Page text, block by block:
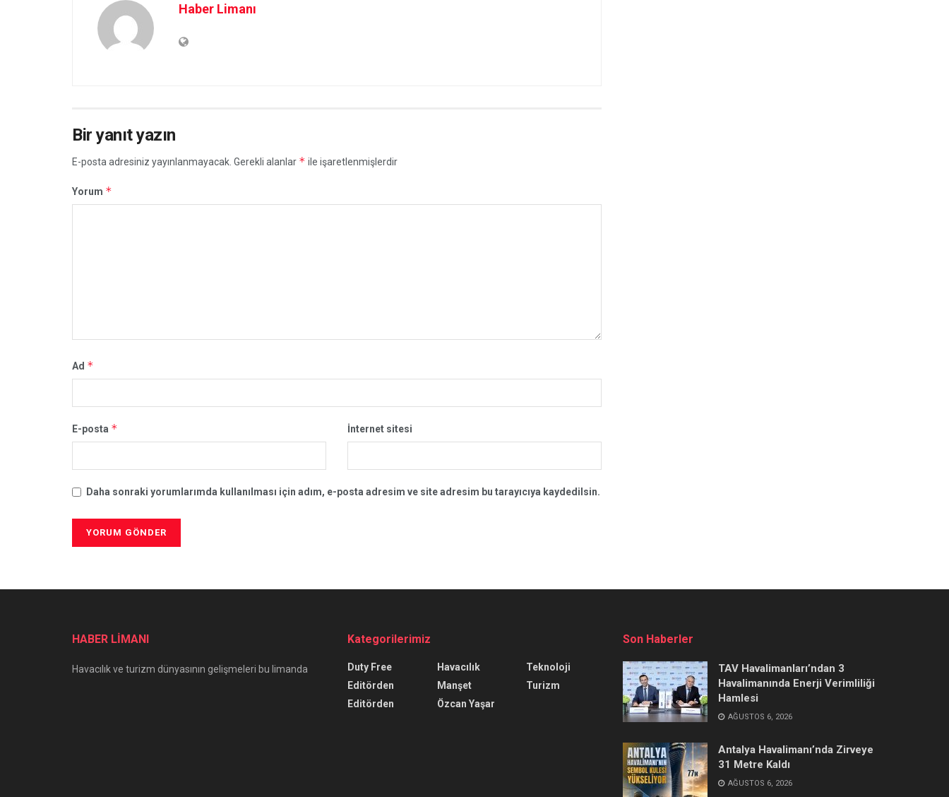
Haber Limanı
Bir yanıt yazın
E-posta adresiniz yayınlanmayacak. Gerekli alanlar * ile işaretlenmişlerdir
Yorum *
Ad *
E-posta * İnternet sitesi
Daha sonraki yorumlarımda kullanılması için adım, e-posta adresim ve site adresim bu tarayıcıya kaydedilsin.
HABER LİMANI
Havacılık ve turizm dünyasının gelişmeleri bu limanda
Kategorilerimiz
Duty Free
Editörden
Editörden
Havacılık
Manşet
Özcan Yaşar
Teknoloji
Turizm
Son Haberler
TAV Havalimanları’ndan 3
Havalimanında Enerji Verimliliği
Hamlesi
AĞUSTOS 6, 2026
Antalya Havalimanı’nda Zirveye
31 Metre Kaldı
AĞUSTOS 6, 2026